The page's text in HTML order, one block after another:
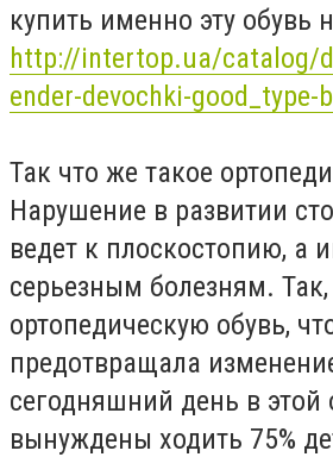
купить именно эту обувь
http://intertop.ua/catalog/
ender-devochki-
Так что же такое
Нарушение в развитии
ведет к плоскостопию, а
серьезным болезням. Так,
ортопедическую обувь,
предотвращала
сегодняшний день в этой
вынуждены ходить 75%